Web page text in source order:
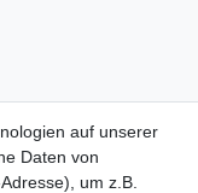
auf unserer
Daten von
um z.B.